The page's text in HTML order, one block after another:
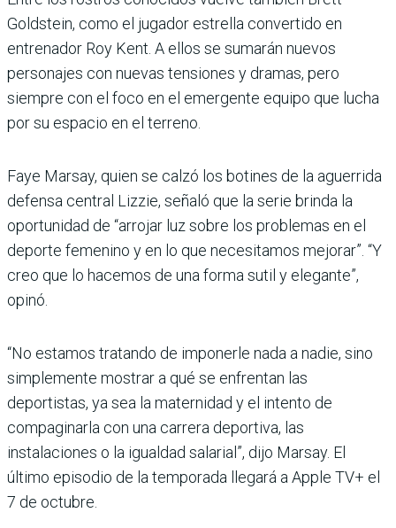
Goldstein, como el jugador estrella convertido en
entrenador Roy Kent. A ellos se sumarán nuevos
personajes con nuevas tensiones y dramas, pero
siempre con el foco en el emergente equipo que lucha
por su espacio en el terreno.
Faye Marsay, quien se calzó los botines de la aguerrida
defensa central Lizzie, señaló que la serie brinda la
oportunidad de “arrojar luz sobre los problemas en el
deporte femenino y en lo que necesitamos mejorar”. “Y
creo que lo hacemos de una forma sutil y elegante”,
opinó.
“No estamos tratando de imponerle nada a nadie, sino
simplemente mostrar a qué se enfrentan las
deportistas, ya sea la maternidad y el intento de
compaginarla con una carrera deportiva, las
instalaciones o la igualdad salarial”, dijo Marsay. El
último episodio de la temporada llegará a Apple TV+ el
7 de octubre.